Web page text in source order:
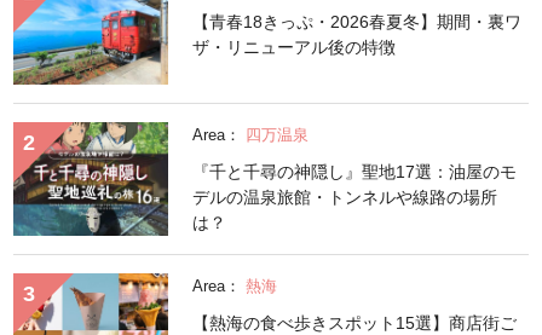
【青春18きっぷ・2026春夏冬】期間・裏ワ
ザ・リニューアル後の特徴
Area： 四万温泉
『千と千尋の神隠し』聖地17選：油屋のモ
デルの温泉旅館・トンネルや線路の場所
は？
Area： 熱海
【熱海の食べ歩きスポット15選】商店街ご